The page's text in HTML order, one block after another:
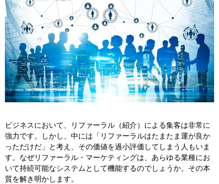
ビジネスにおいて、リファーラル（紹介）による集客は非常に
強力です。しかし、中には「リファーラルはたまたま運が良か
っただけだ」と考え、その価値を過小評価してしまう人もいま
す。なぜリファーラル・マーケティングは、あらゆる業種にお
いて持続可能なシステムとして機能するのでしょうか。その本
質を解き明かします。